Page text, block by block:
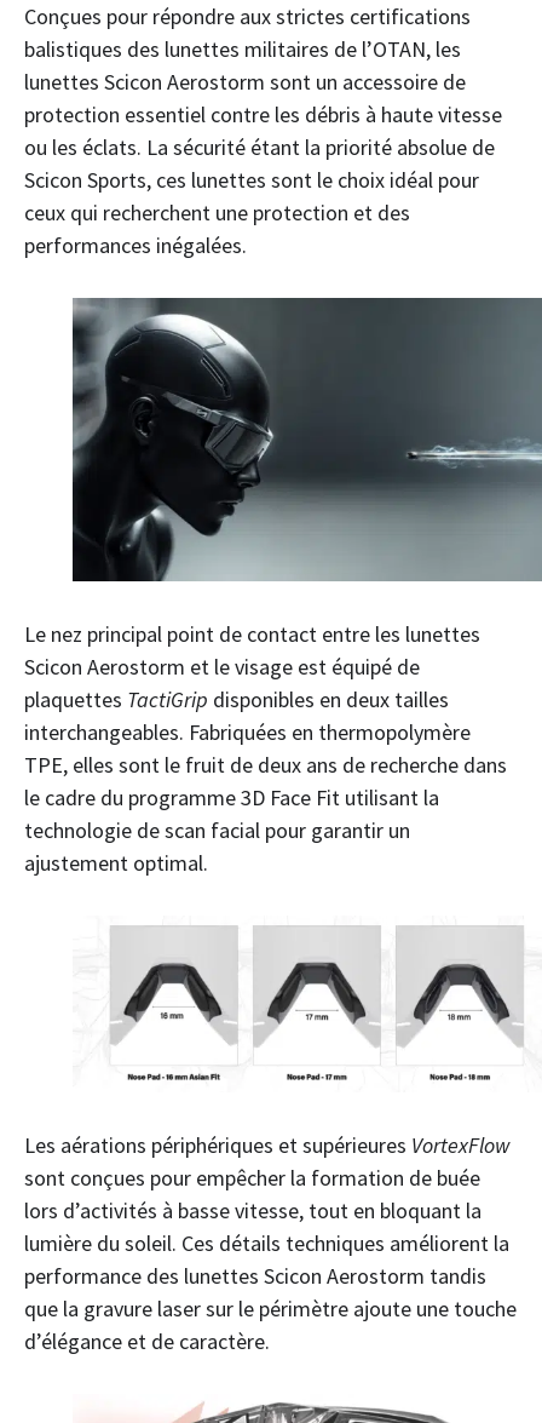
Conçues pour répondre aux strictes certifications
balistiques des lunettes militaires de l’OTAN, les
lunettes Scicon Aerostorm sont un accessoire de
protection essentiel contre les débris à haute vitesse
ou les éclats. La sécurité étant la priorité absolue de
Scicon Sports, ces lunettes sont le choix idéal pour
ceux qui recherchent une protection et des
performances inégalées.
Le nez principal point de contact entre les lunettes
Scicon Aerostorm et le visage est équipé de
plaquettes TactiGrip disponibles en deux tailles
interchangeables. Fabriquées en thermopolymère
TPE, elles sont le fruit de deux ans de recherche dans
le cadre du programme 3D Face Fit utilisant la
technologie de scan facial pour garantir un
ajustement optimal.
Les aérations périphériques et supérieures VortexFlow
sont conçues pour empêcher la formation de buée
lors d’activités à basse vitesse, tout en bloquant la
lumière du soleil. Ces détails techniques améliorent la
performance des lunettes Scicon Aerostorm tandis
que la gravure laser sur le périmètre ajoute une touche
d’élégance et de caractère.